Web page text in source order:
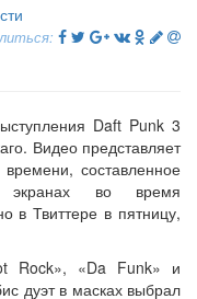
Daft Punk 3
Видео представляет
составленное
во время
в Твиттере в пятницу,
Rock», «Da Funk» и
дуэт в масках выбрал